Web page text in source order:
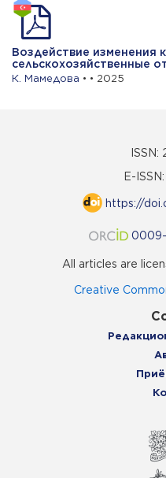
Воздействие изменения
сельскохозяйственные
К. Мамедова • • 2025
E-
https://
All articles are
Creative